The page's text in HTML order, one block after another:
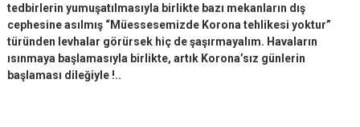
tedbirlerin yumuşatılmasıyla birlikte bazı mekanların dış
cephesine asılmış “Müessesemizde Korona tehlikesi yoktur”
türünden levhalar görürsek hiç de şaşırmayalım. Havaların
ısınmaya başlamasıyla birlikte, artık Korona’sız günlerin
başlaması dileğiyle !..